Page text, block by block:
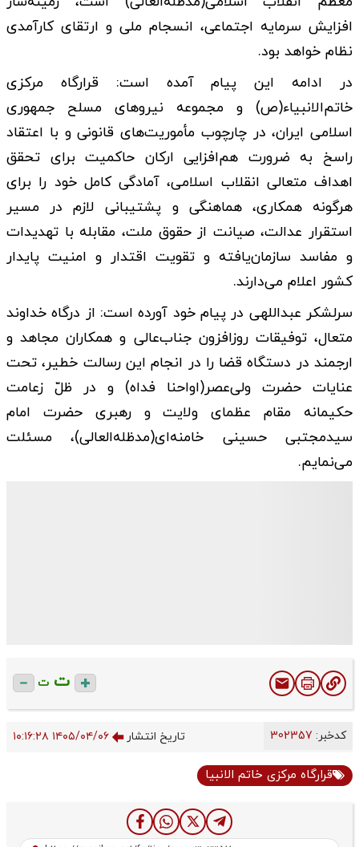
افزایش سرمایه اجتماعی، انسجام ملی و ارتقای کارآمدی
نظام خواهد بود.
در ادامه این پیام آمده است: قرارگاه مرکزی
خاتم‌الانبیاء(ص) و مجموعه نیروهای مسلح جمهوری
اسلامی ایران، در چارچوب مأموریت‌های قانونی و با اعتقاد
راسخ به ضرورت هم‌افزایی ارکان حاکمیت برای تحقق
اهداف متعالی انقلاب اسلامی، آمادگی کامل خود را برای
هرگونه همکاری، هماهنگی و پشتیبانی لازم در مسیر
استقرار عدالت، صیانت از حقوق ملت، مقابله با تهدیدات
و مفاسد سازمان‌یافته و تقویت اقتدار و امنیت پایدار
کشور اعلام می‌دارند.
سرلشکر عبداللهی در پیام خود آورده است: از درگاه خداوند
متعال، توفیقات روزافزون جناب‌عالی و همکاران مجاهد و
ارجمند در دستگاه قضا را در انجام این رسالت خطیر، تحت
عنایات حضرت ولی‌عصر(اواحنا فداه) و در ظلّ زعامت
حکیمانه مقام عظمای ولایت و رهبری حضرت امام
سیدمجتبی حسینی خامنه‌ای(مدظله‌العالی)، مسئلت
می‌نمایم.
ت ت
کدخبر: تاریخ انتشار ۱۴۰۵/۰۴/۰۶ ۱۰:۱۶:۲۸
قرارگاه مرکزی خاتم الانبیا